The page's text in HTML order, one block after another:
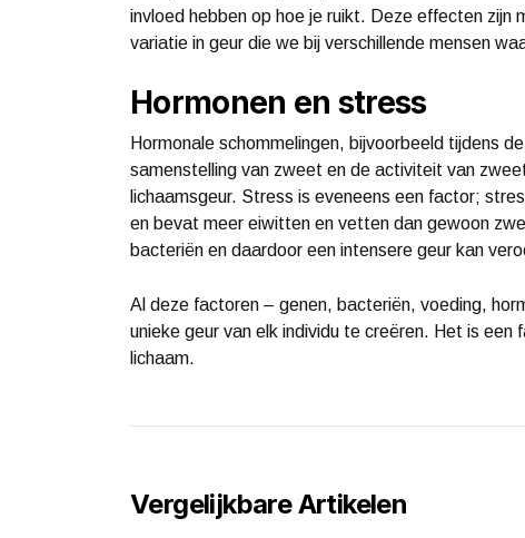
invloed hebben op hoe je ruikt. Deze effecten zijn
variatie in geur die we bij verschillende mensen
Hormonen en stress
Hormonale schommelingen, bijvoorbeeld tijdens
samenstelling van zweet en de activiteit van
lichaamsgeur. Stress is eveneens een factor;
en bevat meer eiwitten en vetten dan gewoon
bacteriën en daardoor een intensere geur kan
Al deze factoren – genen, bacteriën, voeding,
unieke geur van elk individu te creëren. Het is
lichaam.
Vergelijkbare Artikelen